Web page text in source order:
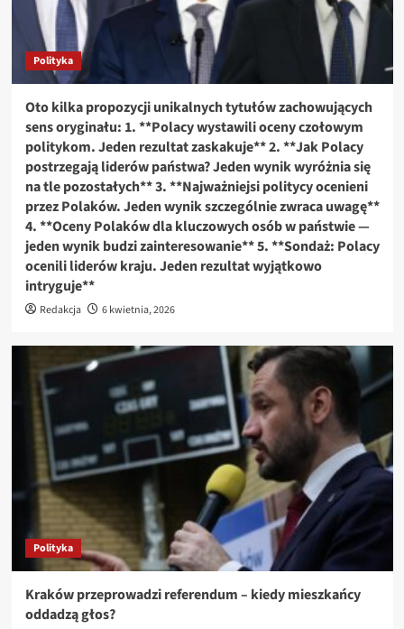
Polityka
Oto kilka propozycji unikalnych tytułów zachowujących
sens oryginału: 1. **Polacy wystawili oceny czołowym
politykom. Jeden rezultat zaskakuje** 2. **Jak Polacy
postrzegają liderów państwa? Jeden wynik wyróżnia się
na tle pozostałych** 3. **Najważniejsi politycy ocenieni
przez Polaków. Jeden wynik szczególnie zwraca uwagę**
4. **Oceny Polaków dla kluczowych osób w państwie —
jeden wynik budzi zainteresowanie** 5. **Sondaż: Polacy
ocenili liderów kraju. Jeden rezultat wyjątkowo
intryguje**
Redakcja 6 kwietnia, 2026
Polityka
Kraków przeprowadzi referendum – kiedy mieszkańcy
oddadzą głos?